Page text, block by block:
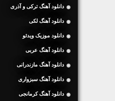
دانلود آهنگ ترکی و آذری
دانلود آهنگ لکی
دانلود موزیک ویدئو
دانلود آهنگ عربی
دانلود آهنگ مازندرانی
دانلود آهنگ سبزواری
دانلود آهنگ کرمانجی